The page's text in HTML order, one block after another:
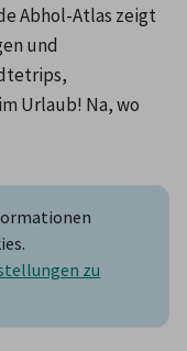
Abhol-Atlas zeigt
und
Urlaub! Na, wo
zu